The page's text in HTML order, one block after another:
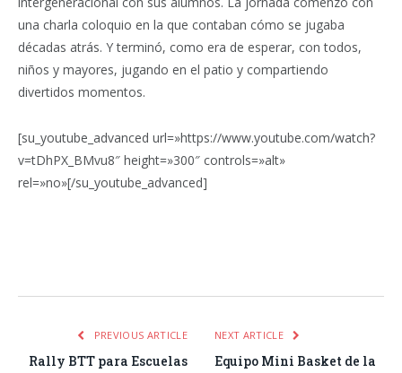
una charla coloquio en la que contaban cómo se jugaba
décadas atrás. Y terminó, como era de esperar, con todos,
niños y mayores, jugando en el patio y compartiendo
divertidos momentos.
[su_youtube_advanced url=»https://www.youtube.com/watch?
v=tDhPX_BMvu8″ height=»300″ controls=»alt»
rel=»no»[/su_youtube_advanced]
PREVIOUS ARTICLE
Rally BTT para Escuelas
NEXT ARTICLE
Equipo Mini Basket de la